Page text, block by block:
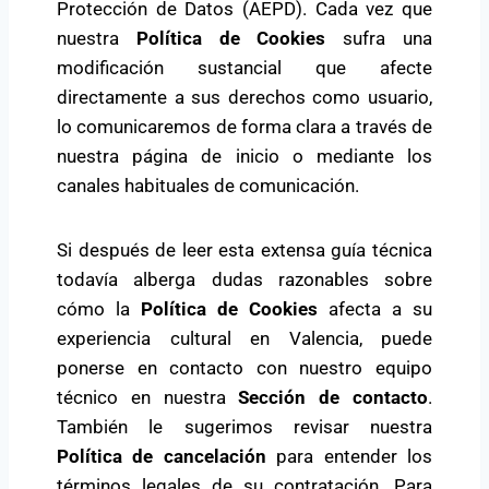
Protección de Datos (AEPD). Cada vez que
nuestra Política de Cookies sufra una
modificación sustancial que afecte
directamente a sus derechos como usuario,
lo comunicaremos de forma clara a través de
nuestra página de inicio o mediante los
canales habituales de comunicación.
Si después de leer esta extensa guía técnica
todavía alberga dudas razonables sobre
cómo la Política de Cookies afecta a su
experiencia cultural en Valencia, puede
ponerse en contacto con nuestro equipo
técnico en nuestraSección de contacto.
También le sugerimos revisar nuestra
Política de cancelación para entender los